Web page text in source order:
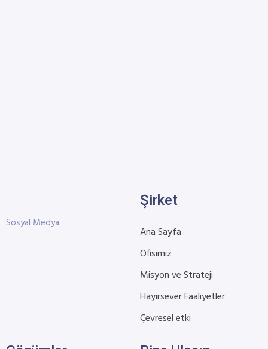
Sosyal Medya
Şirket
Ana Sayfa
Ofisimiz
Misyon ve Strateji
Hayırsever Faaliyetler
Çevresel etki